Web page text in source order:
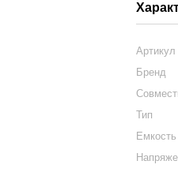
Артикул
Бренд
Тип